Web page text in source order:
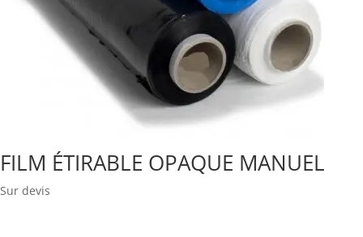
FILM ÉTIRABLE OPAQUE MANUEL
Sur devis